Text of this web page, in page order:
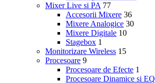
Mixer Live si PA 77
Accesorii Mixere 36
Mixere Analogice 30
Mixere Digitale 10
Stagebox 1
Monitorizare Wireless 15
Procesoare 9
Procesoare de Efecte 1
Procesoare Dinamice si EQ